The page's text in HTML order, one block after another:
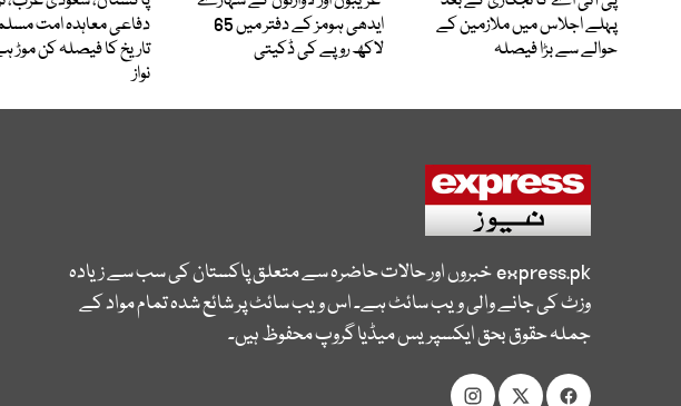
پہلے اجلاس میں ملازمین کے
حوالے سے بڑا فیصلہ
ایدھی ہومز کے دفتر میں 65
لاکھ روپے کی ڈکیتی
دفاعی معاہدہ امت
تاریخ کا فیصلہ کن موڑ
نواز
express.pkخبروں اور حالات حاضرہ سے متعلق پاکستان کی سب سے زیادہ
وزٹ کی جانے والی ویب سائٹ ہے۔ اس ویب سائٹ پر شائع شدہ تمام مواد کے
جملہ حقوق بحق ایکسپریس میڈیا گروپ محفوظ ہیں۔